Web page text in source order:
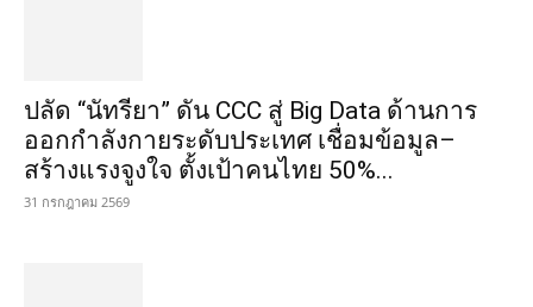
ปลัด “นัทรียา” ดัน CCC สู่ Big Data ด้านการ
ออกกำลังกายระดับประเทศ เชื่อมข้อมูล–
สร้างแรงจูงใจ ตั้งเป้าคนไทย 50%...
31 กรกฎาคม 2569